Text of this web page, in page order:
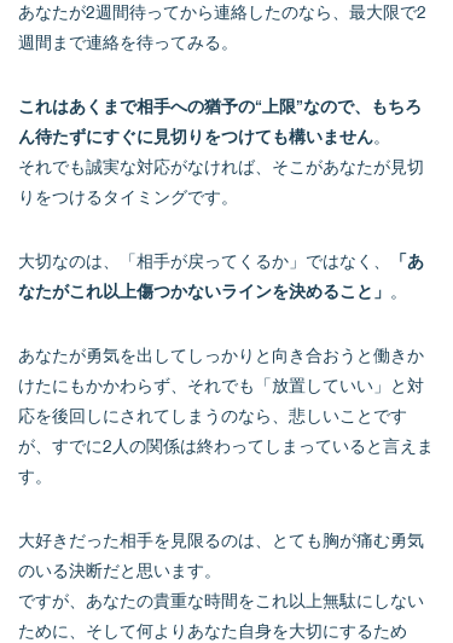
あなたが2週間待ってから連絡したのなら、最大限で2
週間まで連絡を待ってみる。
これはあくまで相手への猶予の“ 上限”なので、もちろ
ん待たずにすぐに見切りをつけても構いません。
それでも誠実な対応がなければ、そこがあなたが見切
りをつけるタイミングです。
大切なのは、「相手が戻ってくるか」ではなく、
「あ
なたがこれ以上傷つかないラインを決めること」 。
あなたが勇気を出してしっかりと向き合おうと働きか
けたにもかかわらず、それでも「放置していい」と対
応を後回しにされてしまうのなら、悲しいことです
が、すでに2人の関係は終わってしまっていると言えま
す。
大好きだった相手を見限るのは、とても胸が痛む勇気
のいる決断だと思います。
ですが、あなたの貴重な時間をこれ以上無駄にしない
ために、そして何よりあなた自身を大切にするため